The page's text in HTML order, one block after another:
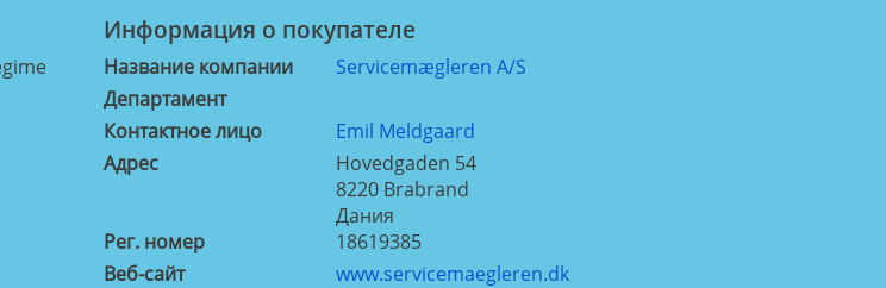
Информация о покупателе
Название компании
Servicemægleren A/S
Департамент
Контактное лицо
Emil Meldgaard
Aдрес
Hovedgaden 54
8220 Brabrand
Дания
Рег. номер
18619385
Веб-сайт
www.servicemaegleren.dk